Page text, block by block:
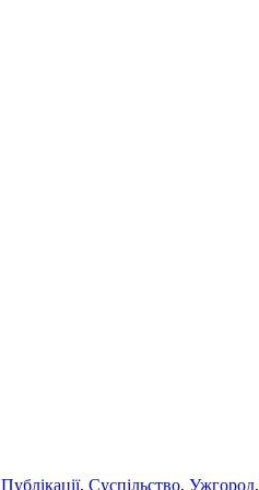
Публікації, Суспільство, Ужгород,